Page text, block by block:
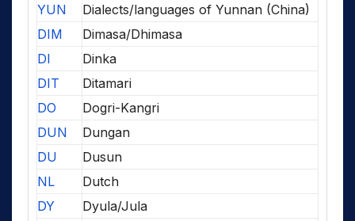
YUN
Dialects/languages of Yunnan (China)
DIM
Dimasa/Dhimasa
DI
Dinka
DIT
Ditamari
DO
Dogri-Kangri
DUN
Dungan
DU
Dusun
NL
Dutch
DY
Dyula/Jula